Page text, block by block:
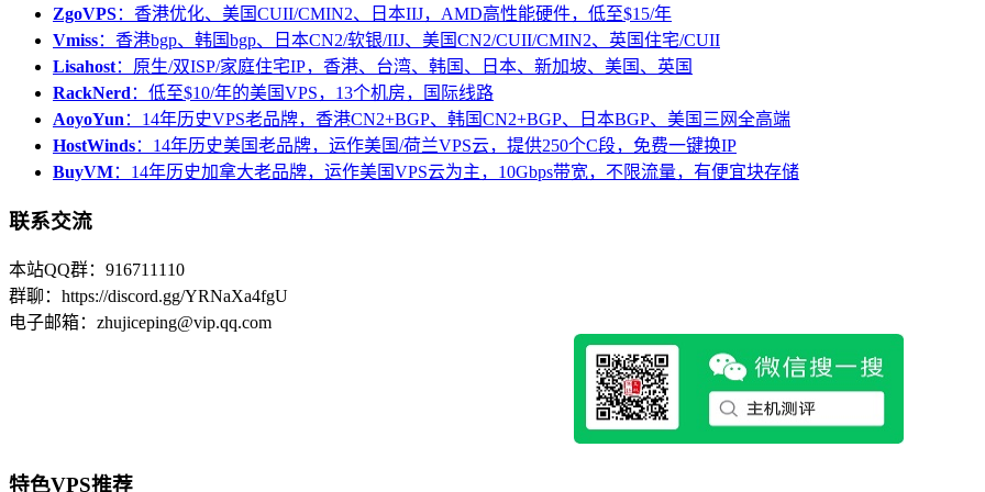
ZgoVPS：香港优化、美国CUII/CMIN2、日本IIJ，AMD高性能硬件，低至$15/年
Vmiss：香港bgp、韩国bgp、日本CN2/软银/IIJ、美国CN2/CUII/CMIN2、英国住宅/CUII
Lisahost：原生/双ISP/家庭住宅IP，香港、台湾、韩国、日本、新加坡、美国、英国
RackNerd ：低至$10/年的美国VPS，13个机房，国际线路
AoyoYun ：14年历史VPS老品牌，香港CN2+BGP、韩国CN2+BGP、日本BGP、美国三网全高端
HostWinds：14年历史美国老品牌，运作美国/荷兰VPS云，提供250个C段，免费一键换IP
BuyVM：14年历史加拿大老品牌，运作美国VPS云为主，10Gbps带宽，不限流量，有便宜块存储
联系交流
本站QQ群：916711110
群聊：https://discord.gg/YRNaXa4fgU
电子邮箱：zhujiceping@vip.qq.com
特色VPS推荐